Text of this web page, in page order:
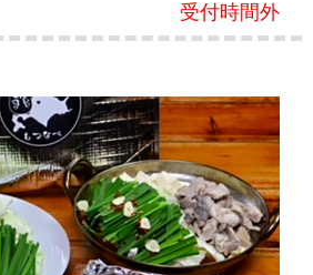
受付時間外